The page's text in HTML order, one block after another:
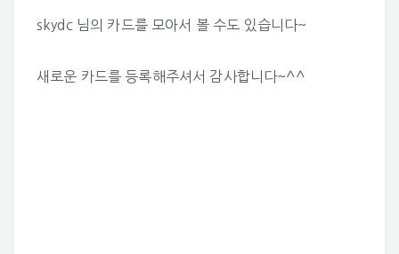
skydc 님의 카드를 모아서 볼 수도 있습니다~
새로운 카드를 등록해주셔서 감사합니다~^^